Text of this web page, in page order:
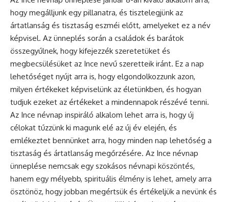
hogy megálljunk egy pillanatra, és tisztelegjünk az
ártatlanság és tisztaság eszméi előtt, amelyeket ez a név
képvisel. Az ünneplés során a családok és barátok
összegyűlnek, hogy kifejezzék szeretetüket és
megbecsülésüket az Ince nevű szeretteik iránt. Ez a nap
lehetőséget nyújt arra is, hogy elgondolkozzunk azon,
milyen értékeket képviselünk az életünkben, és hogyan
tudjuk ezeket az értékeket a mindennapok részévé tenni.
Az Ince névnap inspiráló alkalom lehet arra is, hogy új
célokat tűzzünk ki magunk elé az új év elején, és
emlékeztet bennünket arra, hogy minden nap lehetőség a
tisztaság és ártatlanság megőrzésére. Az Ince névnap
ünneplése nemcsak egy szokásos névnapi köszöntés,
hanem egy mélyebb, spirituális élmény is lehet, amely arra
ösztönöz, hogy jobban megértsük és értékeljük a nevünk és